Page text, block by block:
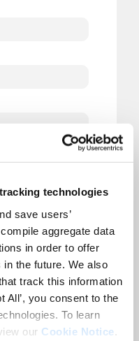
technologies
save users’
aggregate data
in order to offer
the future. We also
track this information
All’, you consent to the
To learn
our Cookie Notice